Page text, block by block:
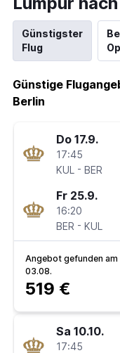
Günstigster
Flug
Günstige
Berlin
Do 17.9.
17:45
KUL - BER
Fr 25.9.
16:20
BER - KUL
Angebot gefunden am
03.08.
519 €
Sa 10.10.
17:45